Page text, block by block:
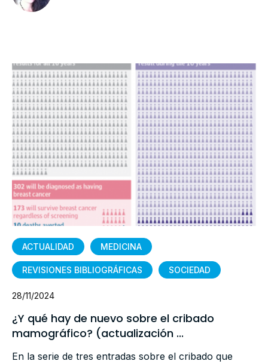
ACTUALIDAD MEDICINA
REVISIONES BIBLIOGRÁFICAS SOCIEDAD
28/11/2024
¿Y qué hay de nuevo sobre el cribado
mamográfico? (actualización ...
En la serie de tres entradas sobre el cribado que